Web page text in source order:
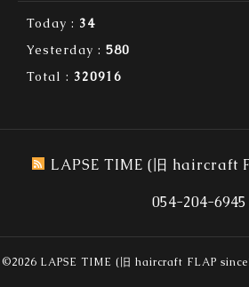
Today : 34
Yesterday : 580
Total : 320916
LAPSE TIME (旧 haircraft
054-204-6945
©2026 LAPSE TIME (旧 haircraft FLAP